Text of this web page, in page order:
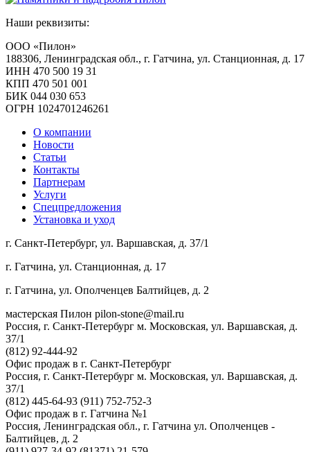
Наши реквизиты:
ООО «Пилон»
188306, Ленинградская обл., г. Гатчина, ул. Станционная, д. 17
ИНН 470 500 19 31
КПП 470 501 001
БИК 044 030 653
ОГРН 1024701246261
О компании
Новости
Статьи
Контакты
Партнерам
Услуги
Спецпредложения
Установка и уход
г. Санкт-Петербург, ул. Варшавская, д. 37/1
г. Гатчина, ул. Станционная, д. 17
г. Гатчина, ул. Ополченцев Балтийцев, д. 2
мастерская Пилон pilon-stone@mail.ru
Россия, г. Санкт-Петербург м. Московская, ул. Варшавская, д.
37/1
(812) 92-444-92
Офис продаж в г. Санкт-Петербург
Россия, г. Санкт-Петербург м. Московская, ул. Варшавская, д.
37/1
(812) 445-64-93 (911) 752-752-3
Офис продаж в г. Гатчина №1
Россия, Ленинградская обл., г. Гатчина ул. Ополченцев -
Балтийцев, д. 2